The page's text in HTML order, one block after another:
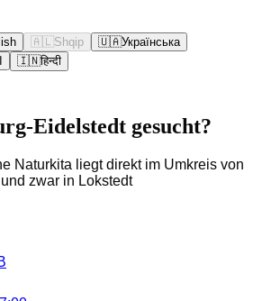
🇦🇱 Shqip 🇺🇦Українська
🇮🇳हिन्दी
Eidelstedt gesucht?
Naturkita liegt direkt im Umkreis von
zwar in Lokstedt